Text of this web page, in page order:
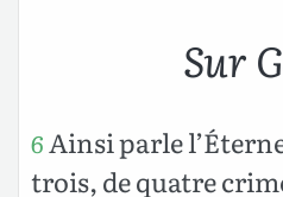
Sur
6Ainsi parle
trois, de quatre